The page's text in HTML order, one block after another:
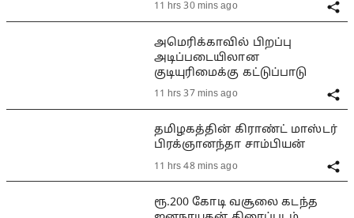
11 hrs 30 mins ago
அமெரிக்காவில் பிறப்பு
அடிப்படையிலான
குடியுரிமைக்கு கட்டுப்பாடு
11 hrs 37 mins ago
தமிழகத்தின் கிராண்ட் மாஸ்டர்
பிரக்ஞானந்தா சாம்பியன்
11 hrs 48 mins ago
ரூ.200 கோடி வசூலை கடந்த